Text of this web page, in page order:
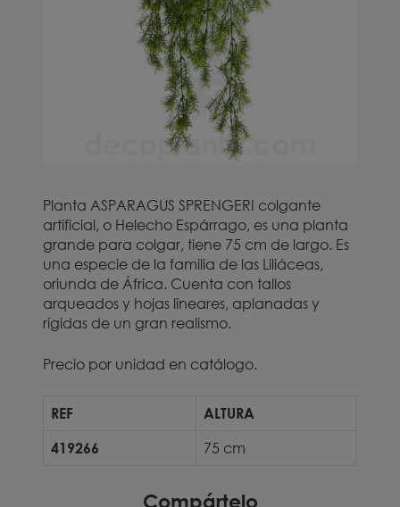
Planta ASPARAGUS SPRENGERI colgante
artificial, o Helecho Espárrago, es una planta
grande para colgar, tiene 75 cm de largo. Es
una especie de la familia de las Liliáceas,
oriunda de África. Cuenta con tallos
arqueados y hojas lineares, aplanadas y
rígidas de un gran realismo.
Precio por unidad en catálogo.
REF
ALTURA
419266
75 cm
Compártelo